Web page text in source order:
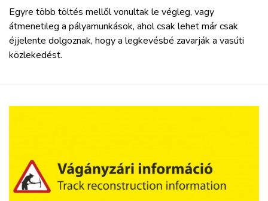
Egyre több töltés mellől vonultak le végleg, vagy
átmenetileg a pályamunkások, ahol csak lehet már csak
éjjelente dolgoznak, hogy a legkevésbé zavarják a vasúti
közlekedést.